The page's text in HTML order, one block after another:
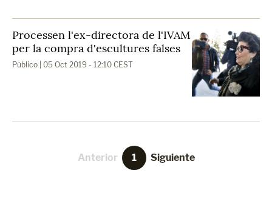
Processen l'ex-directora de l'IVAM
per la compra d'escultures falses
Público | 05 Oct 2019 - 12:10 CEST
Anterior 1 Siguiente